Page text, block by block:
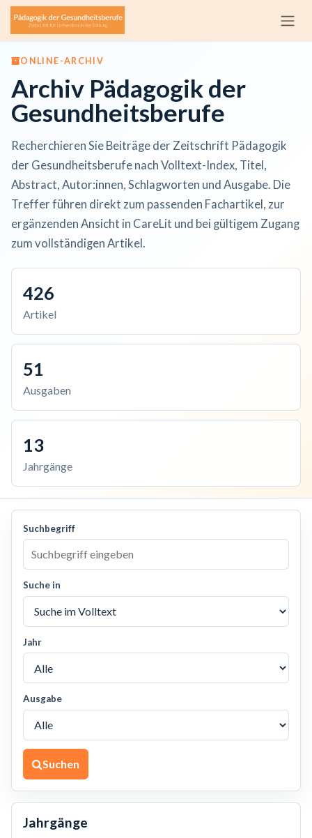
Zum Inhalt springen
ONLINE-ARCHIV
Archiv Pädagogik der
Gesundheitsberufe
Recherchieren Sie Beiträge der Zeitschrift Pädagogik
der Gesundheitsberufe nach Volltext-Index, Titel,
Abstract, Autor:innen, Schlagworten und Ausgabe. Die
Treffer führen direkt zum passenden Fachartikel, zur
ergänzenden Ansicht in CareLit und bei gültigem Zugang
zum vollständigen Artikel.
426
Artikel
51
Ausgaben
13
Jahrgänge
Suchbegriff
Suche in
Jahr
Ausgabe
Suchen
Jahrgänge